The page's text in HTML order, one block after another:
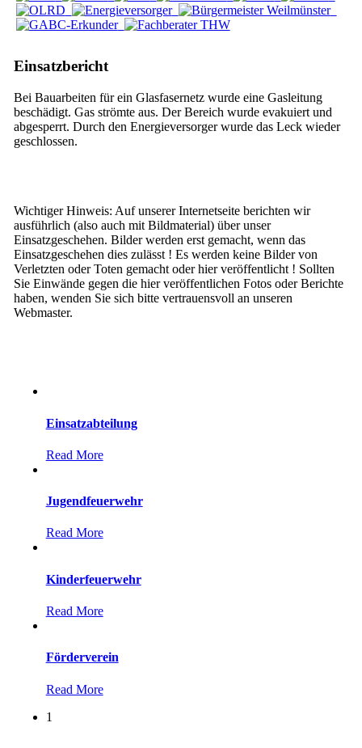
Einsatzbericht
Bei Bauarbeiten für ein Glasfasernetz wurde eine Gasleitung
beschädigt. Gas strömte aus. Der Bereich wurde evakuiert und
abgesperrt. Durch den Energieversorger wurde das Leck wieder
geschlossen.
Wichtiger Hinweis: Auf unserer Internetseite berichten wir
ausführlich (also auch mit Bildmaterial) über unser
Einsatzgeschehen. Bilder werden erst gemacht, wenn das
Einsatzgeschehen dies zulässt ! Es werden keine Bilder von
Verletzten oder Toten gemacht oder hier veröffentlicht ! Sollten
Sie Einwände gegen die hier veröffentlichen Fotos oder Berichte
haben, wenden Sie sich bitte vertrauensvoll an unseren
Webmaster.
Einsatzabteilung
Read More
Jugendfeuerwehr
Read More
Kinderfeuerwehr
Read More
Förderverein
Read More
1